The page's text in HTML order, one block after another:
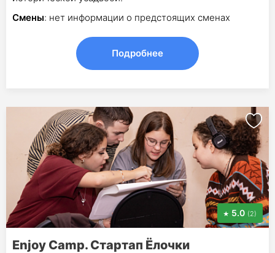
Смены: нет информации о предстоящих сменах
Подробнее
5.0 (2)
Enjoy Camp. Стартап Ёлочки